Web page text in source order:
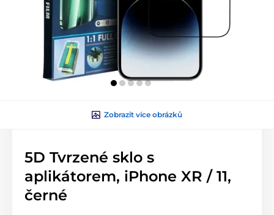
Zobrazit více obrázků
5D Tvrzené sklo s
aplikátorem, iPhone XR / 11,
černé